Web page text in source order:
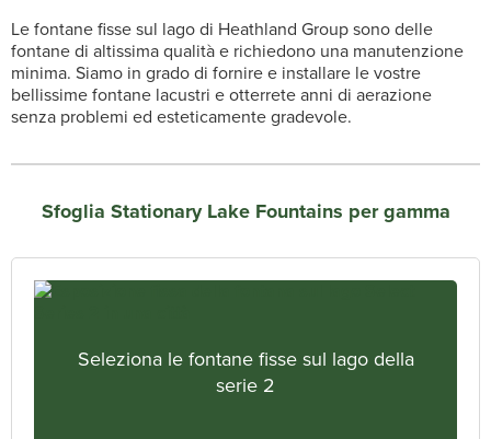
Le fontane fisse sul lago di Heathland Group sono delle
fontane di altissima qualità e richiedono una manutenzione
minima. Siamo in grado di fornire e installare le vostre
bellissime fontane lacustri e otterrete anni di aerazione
senza problemi ed esteticamente gradevole.
Sfoglia Stationary Lake Fountains per gamma
Seleziona le fontane fisse sul lago della
serie 2